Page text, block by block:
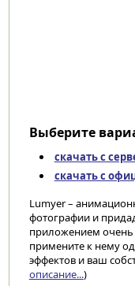
Выберите
скачать с
скачать с
Lumyer –
фотографии и
приложением очень
примените к нему
эффектов и ваш
описание...)